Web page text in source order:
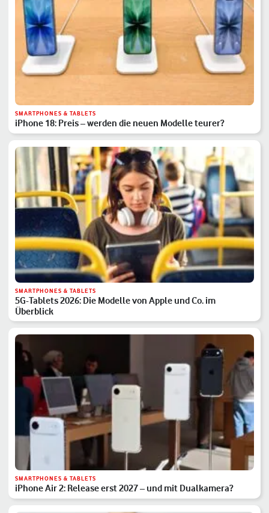
SMARTPHONES & TABLETS
iPhone 18: Preis – werden die neuen Modelle teurer?
SMARTPHONES & TABLETS
5G-Tablets 2026: Die Modelle von Apple und Co. im
Überblick
SMARTPHONES & TABLETS
iPhone Air 2: Release erst 2027 – und mit Dualkamera?